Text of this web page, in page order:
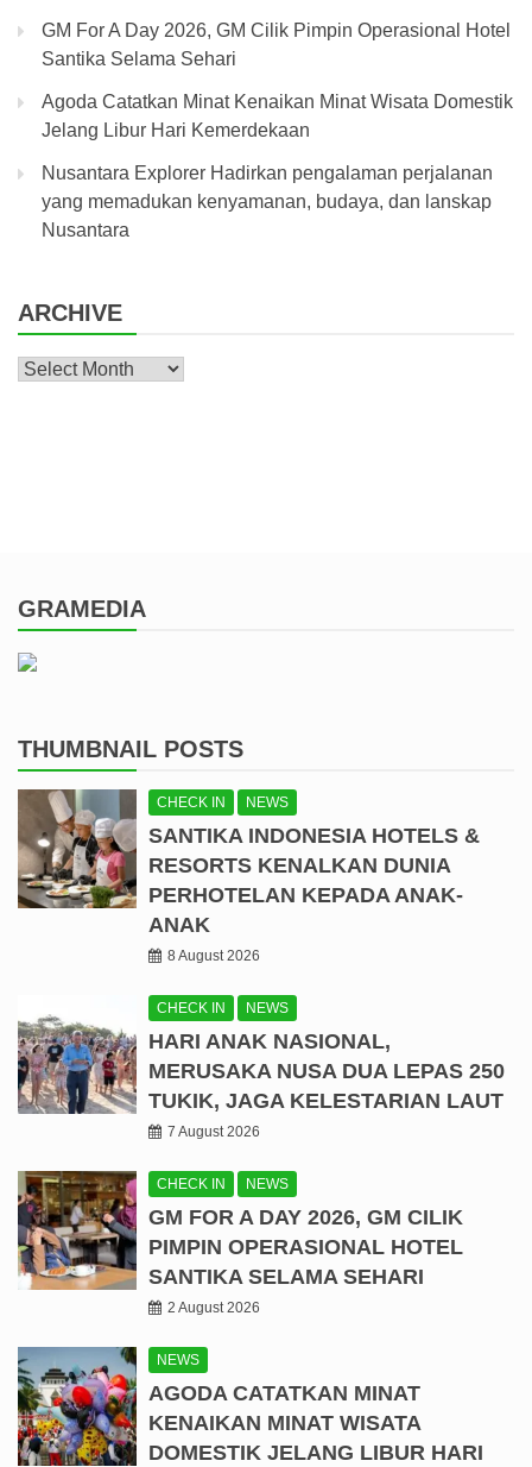
GM For A Day 2026, GM Cilik Pimpin Operasional Hotel
Santika Selama Sehari
Agoda Catatkan Minat Kenaikan Minat Wisata Domestik
Jelang Libur Hari Kemerdekaan
Nusantara Explorer Hadirkan pengalaman perjalanan
yang memadukan kenyamanan, budaya, dan lanskap
Nusantara
ARCHIVE
Archive
GRAMEDIA
THUMBNAIL POSTS
CHECK IN NEWS
SANTIKA INDONESIA HOTELS &
RESORTS KENALKAN DUNIA
PERHOTELAN KEPADA ANAK-
ANAK
8 August 2026
CHECK IN NEWS
HARI ANAK NASIONAL,
MERUSAKA NUSA DUA LEPAS 250
TUKIK, JAGA KELESTARIAN LAUT
7 August 2026
CHECK IN NEWS
GM FOR A DAY 2026, GM CILIK
PIMPIN OPERASIONAL HOTEL
SANTIKA SELAMA SEHARI
2 August 2026
NEWS
AGODA CATATKAN MINAT
KENAIKAN MINAT WISATA
DOMESTIK JELANG LIBUR HARI